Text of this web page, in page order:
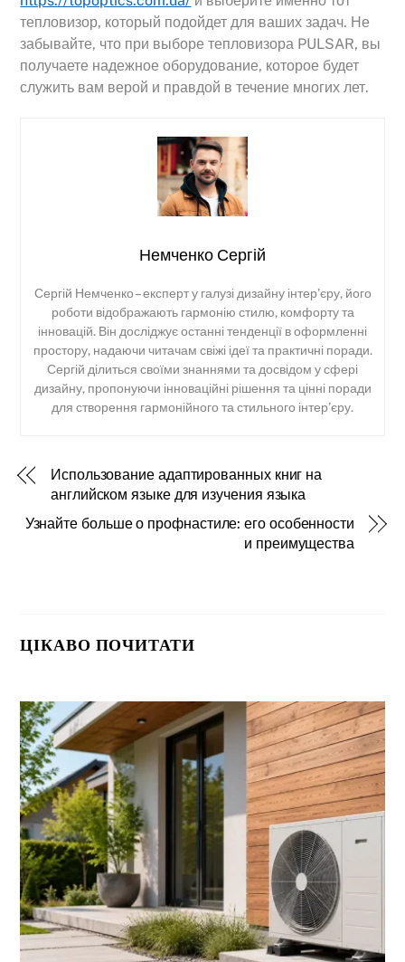
тепловизор, который подойдет для ваших задач. Не
забывайте, что при выборе тепловизора PULSAR, вы
получаете надежное оборудование, которое будет
служить вам верой и правдой в течение многих лет.
Немченко Сергій
Сергій Немченко – експерт у галузі дизайну інтер’єру, його
роботи відображають гармонію стилю, комфорту та
інновацій. Він досліджує останні тенденції в оформленні
простору, надаючи читачам свіжі ідеї та практичні поради.
Сергій ділиться своїми знаннями та досвідом у сфері
дизайну, пропонуючи інноваційні рішення та цінні поради
для створення гармонійного та стильного інтер’єру.
Использование адаптированных книг на
английском языке для изучения языка
Узнайте больше о профнастиле: его особенности
и преимущества
ЦІКАВО ПОЧИТАТИ